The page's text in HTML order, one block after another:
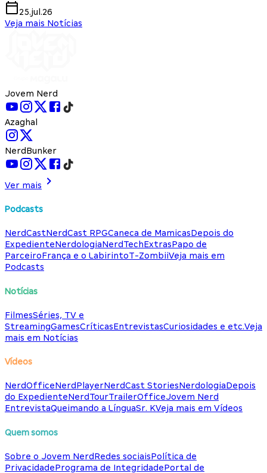
25.jul.26
Veja mais Notícias
Jovem Nerd
Azaghal
NerdBunker
Ver mais
Podcasts
NerdCastNerdCast RPGCaneca de MamicasDepois do
ExpedienteNerdologiaNerdTechExtrasPapo de
ParceiroFrança e o LabirintoT-ZombiiVeja mais em
Podcasts
Notícias
FilmesSéries, TV e
StreamingGamesCríticasEntrevistasCuriosidades e etc.Veja
mais em Notícias
Vídeos
NerdOfficeNerdPlayerNerdCast StoriesNerdologiaDepois
do ExpedienteNerdTourTrailerOfficeJovem Nerd
EntrevistaQueimando a LínguaSr. KVeja mais em Vídeos
Quem somos
Sobre o Jovem NerdRedes sociaisPolítica de
PrivacidadePrograma de IntegridadePortal de